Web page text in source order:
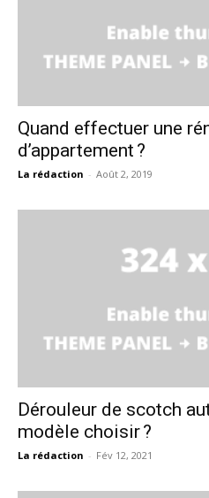
Quand effectuer une
d’appartement ?
La rédaction - Août 2, 2019
Dérouleur de scotch
modèle choisir ?
La rédaction - Fév 12, 2021